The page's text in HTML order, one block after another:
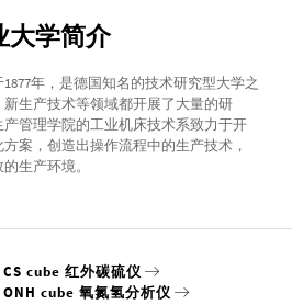
大学简介
年，是德国知名的技术研究型大学之
生产技术等领域都开展了大量的研
管理学院的工业机床技术系致力于开
案，创造出操作流程中的生产技术，
生产环境。
cube 红外碳硫仪
cube 氧氮氢分析仪